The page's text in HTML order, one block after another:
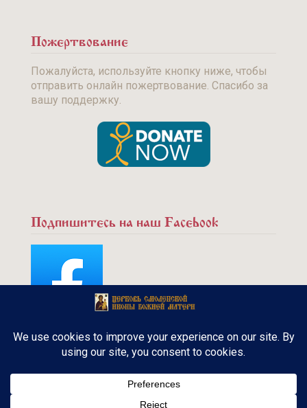
Пожертвование
Пожалуйста, используйте кнопку ниже, чтобы
отправить онлайн пожертвование. Спасибо за
вашу поддержку.
Подпишитесь на наш Facebook
Copyright © 2015 - Русская Православная